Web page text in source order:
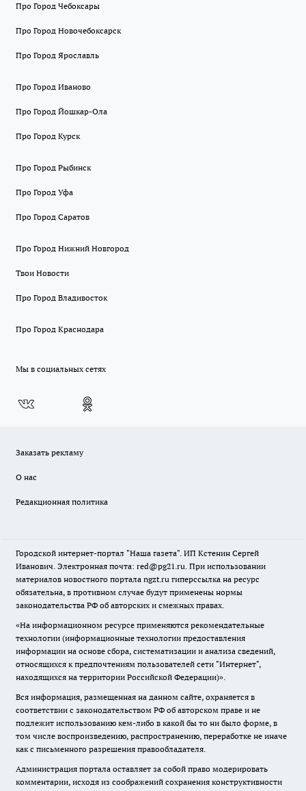
Про Город Чебоксары
Про Город Новочебоксарск
Про Город Ярославль
Про Город Иваново
Про Город Йошкар-Ола
Про Город Курск
Про Город Рыбинск
Про Город Уфа
Про Город Саратов
Про Город Нижний Новгород
Твои Новости
Про Город Владивосток
Про Город Краснодара
Мы в социальных сетях
Заказать рекламу
О нас
Редакционная политика
Городской интернет-портал "Наша газета". ИП Кстенин Сергей
Иванович. Электронная почта: red@pg21.ru. При использовании
материалов новостного портала ngzt.ru гиперссылка на ресурс
обязательна, в противном случае будут применены нормы
законодательства РФ об авторских и смежных правах.
«На информационном ресурсе применяются рекомендательные
технологии (информационные технологии предоставления
информации на основе сбора, систематизации и анализа сведений,
относящихся к предпочтениям пользователей сети "Интернет",
находящихся на территории Российской Федерации)».
Вся информация, размещенная на данном сайте, охраняется в
соответствии с законодательством РФ об авторском праве и не
подлежит использованию кем-либо в какой бы то ни было форме, в
том числе воспроизведению, распространению, переработке не иначе
как с письменного разрешения правообладателя.
Администрация портала оставляет за собой право модерировать
комментарии, исходя из соображений сохранения конструктивности